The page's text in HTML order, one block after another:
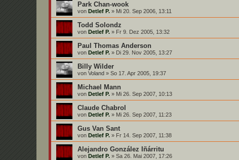
Park Chan-wook
von Detlef P. » Mi 20. Sep 2006, 13:11
Todd Solondz
von Detlef P. » Fr 9. Dez 2005, 13:32
Paul Thomas Anderson
von Detlef P. » Di 29. Nov 2005, 13:27
Billy Wilder
von Voland » So 17. Apr 2005, 19:37
Michael Mann
von Detlef P. » Mi 26. Sep 2007, 10:13
Claude Chabrol
von Detlef P. » Mi 26. Sep 2007, 11:23
Gus Van Sant
von Detlef P. » Fr 14. Sep 2007, 11:38
Alejandro González Iñárritu
von Detlef P. » Sa 26. Mai 2007, 17:26